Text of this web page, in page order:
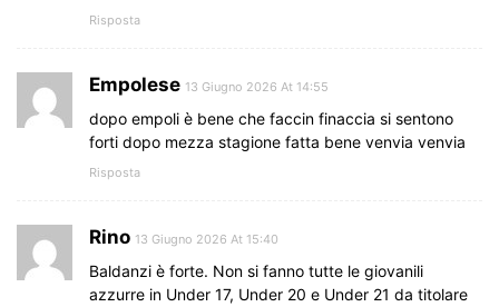
Risposta
Empolese 13 Giugno 2026 At 14:55
dopo empoli è bene che faccin finaccia si sentono
forti dopo mezza stagione fatta bene venvia venvia
Risposta
Rino 13 Giugno 2026 At 15:40
Baldanzi è forte. Non si fanno tutte le giovanili
azzurre in Under 17, Under 20 e Under 21 da titolare